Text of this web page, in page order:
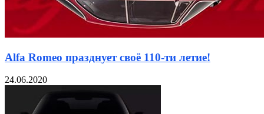
Alfa Romeo празднует своё 110-ти летие!
24.06.2020